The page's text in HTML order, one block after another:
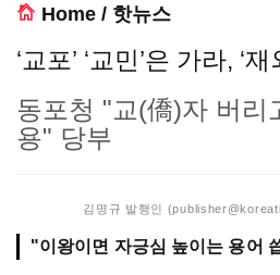
Home / 핫뉴스
‘교포’ ‘교민’은 가라, ‘
동포청 "교(僑)자 버리
용" 당부
김명규 발행인
"이왕이면 자긍심 높이는 용어